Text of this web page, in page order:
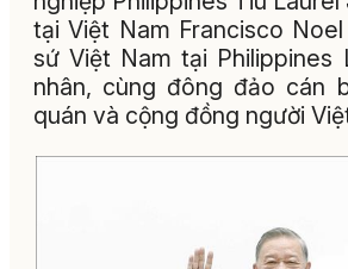
tại Việt Nam Francisco
sứ Việt Nam tại Philippines
nhân, cùng đông đảo cán
quán và cộng đồng người